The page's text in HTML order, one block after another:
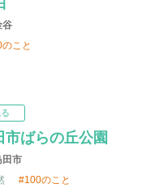
谷
のこと
市ばらの丘公園
田市
100のこと